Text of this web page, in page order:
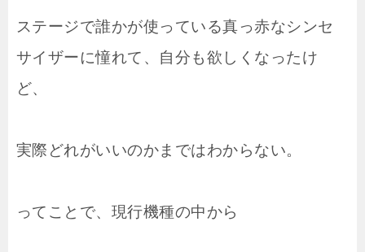
ステージで誰かが使っている真っ赤なシンセ
サイザーに憧れて、自分も欲しくなったけ
ど、
実際どれがいいのかまではわからない。
ってことで、現行機種の中から